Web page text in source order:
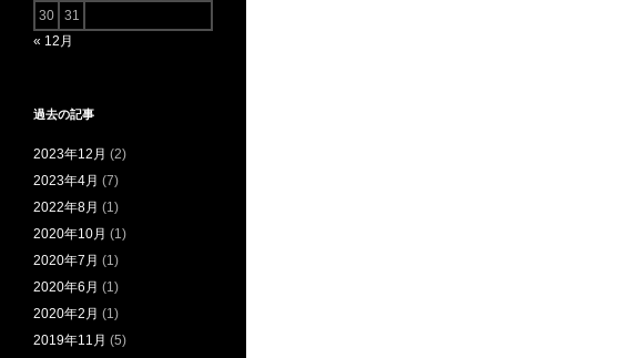
30
31
« 12月
過去の記事
2023年12月 (2)
2023年4月 (7)
2022年8月 (1)
2020年10月 (1)
2020年7月 (1)
2020年6月 (1)
2020年2月 (1)
2019年11月 (5)